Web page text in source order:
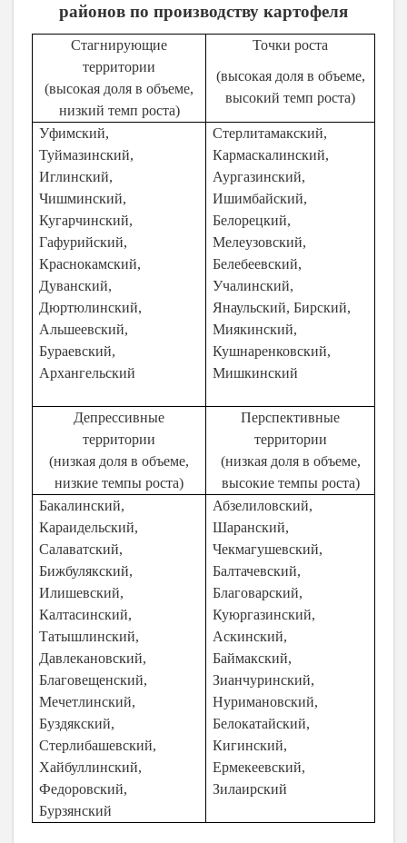
районов по производству картофеля
Стагнирующие
территории
(высокая доля в объеме,
низкий темп роста)
Точки роста
(высокая доля в объеме,
высокий темп роста)
Уфимский,
Туймазинский,
Иглинский,
Чишминский,
Кугарчинский,
Гафурийский,
Краснокамский,
Дуванский,
Дюртюлинский,
Альшеевский,
Бураевский,
Архангельский
Стерлитамакский,
Кармаскалинский,
Аургазинский,
Ишимбайский,
Белорецкий,
Мелеузовский,
Белебеевский,
Учалинский,
Янаульский, Бирский,
Миякинский,
Кушнаренковский,
Мишкинский
Депрессивные
территории
(низкая доля в объеме,
низкие темпы роста)
Перспективные
территории
(низкая доля в объеме,
высокие темпы роста)
Бакалинский,
Караидельский,
Салаватский,
Бижбулякский,
Илишевский,
Калтасинский,
Татышлинский,
Давлекановский,
Благовещенский,
Мечетлинский,
Буздякский,
Стерлибашевский,
Хайбуллинский,
Федоровский,
Бурзянский
Абзелиловский,
Шаранский,
Чекмагушевский,
Балтачевский,
Благоварский,
Куюргазинский,
Аскинский,
Баймакский,
Зианчуринский,
Нуримановский,
Белокатайский,
Кигинский,
Ермекеевский,
Зилаирский